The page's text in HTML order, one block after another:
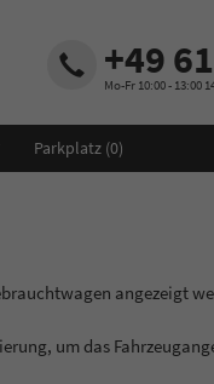
+49
Mo-Fr 10:00 - 13:00
Parkplatz (0)
angezeigt
um das